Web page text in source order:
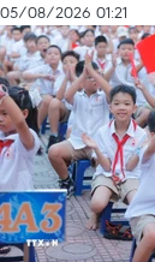
05/08/2026 01:21